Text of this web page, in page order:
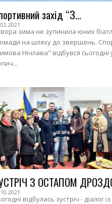
захід “З...
зима не зупинила юних
на шляху до звершень.
Нічлава" відбувся сьогодні
З ОСТАПОМ
відбулась зустріч - діалог